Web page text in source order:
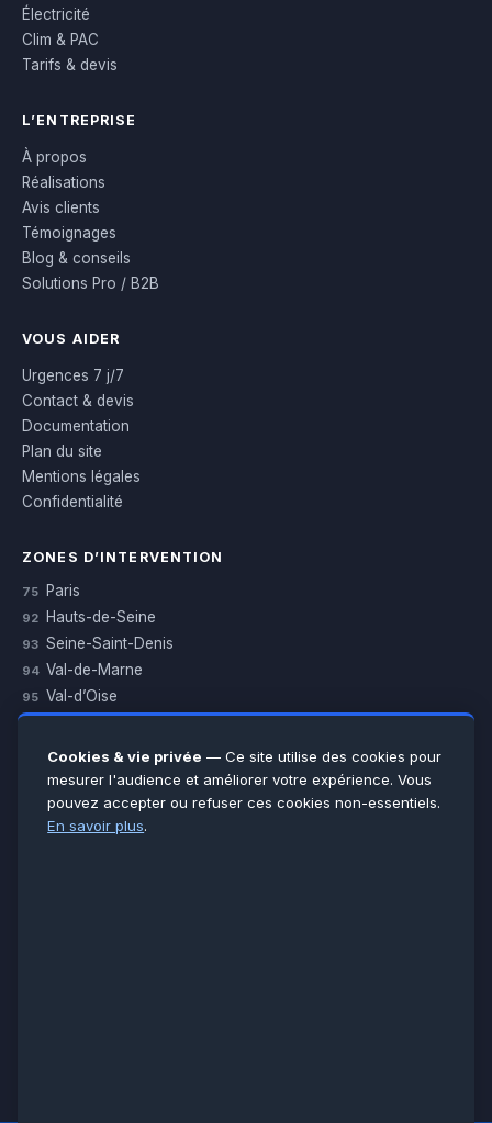
Électricité
Clim & PAC
Tarifs & devis
L’ENTREPRISE
À propos
Réalisations
Avis clients
Témoignages
Blog & conseils
Solutions Pro / B2B
VOUS AIDER
Urgences 7 j/7
Contact & devis
Documentation
Plan du site
Mentions légales
Confidentialité
ZONES D’INTERVENTION
75 Paris
92 Hauts-de-Seine
93 Seine-Saint-Denis
94 Val-de-Marne
95 Val-d’Oise
Essonne
Seine-et-Marne
Voir toutes les villes →
Cookies & vie privée — Ce site utilise des cookies pour
mesurer l'audience et améliorer votre expérience. Vous
pouvez accepter ou refuser ces cookies non-essentiels.
En savoir plus.